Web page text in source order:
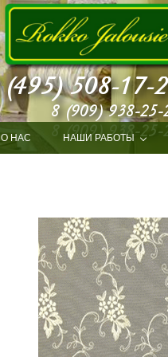
О НАС НАШИ РАБОТЫ